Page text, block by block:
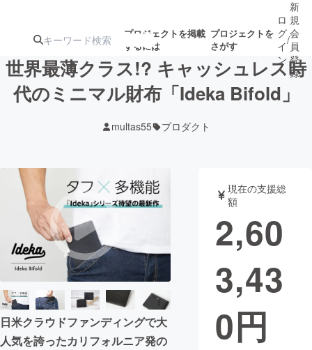
プロジェクトを掲載
するには
プロジェクトを
さがす
ジェクト
募集終了が近いプ
ロジェクト
アート・写真 音楽
テクノロジー・ガジェット ゲーム・サ
映像・映画
ビジネス・起業
まちづくり・地域活性化
ロ
グ
イ
ン
/
新
規
会
員
登
録
世界最薄クラス!? キャッシュレス時
代のミニマル財布「Ideka Bifold」
multas55 プロダクト
日米クラウドファンディングで大
人気を誇ったカリフォルニア発の
現在の支援総
額
2,60
3,43
0円